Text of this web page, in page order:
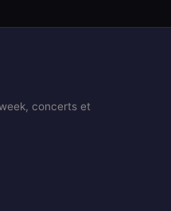
concerts et